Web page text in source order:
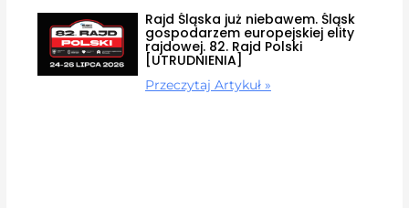
Rajd Śląska już niebawem. Śląsk
gospodarzem europejskiej elity
rajdowej. 82. Rajd Polski
[UTRUDNIENIA]
Przeczytaj Artykuł »